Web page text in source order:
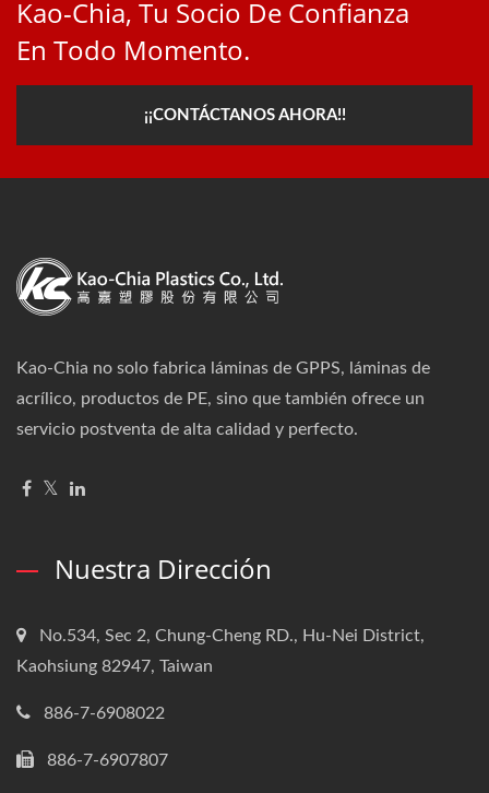
Kao-Chia, Tu Socio De Confianza
En Todo Momento.
¡¡CONTÁCTANOS AHORA!!
Kao-Chia no solo fabrica láminas de GPPS, láminas de
acrílico, productos de PE, sino que también ofrece un
servicio postventa de alta calidad y perfecto.
Nuestra Dirección
No.534, Sec 2, Chung-Cheng RD., Hu-Nei District,
Kaohsiung 82947, Taiwan
886-7-6908022
886-7-6907807